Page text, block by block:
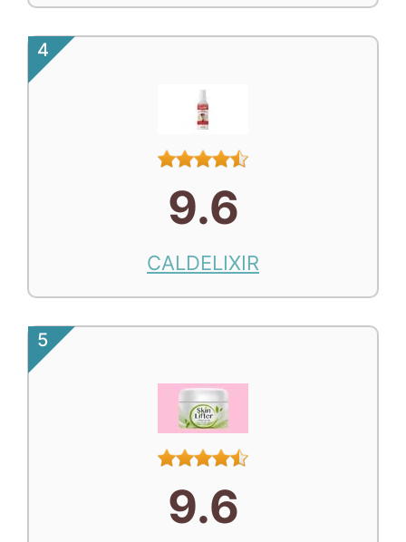
4
9.6
CALDELIXIR
5
9.6